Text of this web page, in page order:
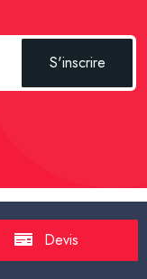
S'inscrire
-Réserver un Taxi
Devis